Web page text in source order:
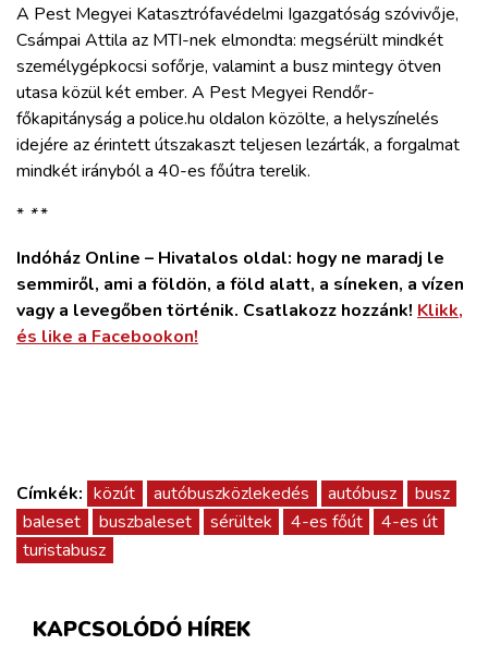
ELLÁTÁSI LÁNC
ZÖLDÚT
BLOG
ARCHÍVUM
REGISZTRÁCIÓ
A Pest Megyei Katasztrófavédelmi Igazgatóság szóvivője,
Csámpai Attila az MTI-nek elmondta: megsérült mindkét
személygépkocsi sofőrje, valamint a busz mintegy ötven
utasa közül két ember. A Pest Megyei Rendőr-
főkapitányság a police.hu oldalon közölte, a helyszínelés
idejére az érintett útszakaszt teljesen lezárták, a forgalmat
mindkét irányból a 40-es főútra terelik.
* **
Indóház Online – Hivatalos oldal: hogy ne maradj le
semmiről, ami a földön, a föld alatt, a síneken, a vízen
vagy a levegőben történik. Csatlakozz hozzánk! Klikk,
és like a Facebookon!
Címkék: közút autóbuszközlekedés autóbusz
busz
baleset
buszbaleset sérültek 4-es főút
4-es út
turistabusz
KAPCSOLÓDÓ HÍREK